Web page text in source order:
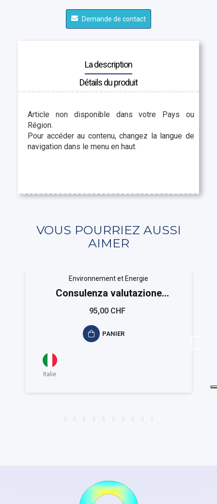
Demande de contact
La description
Détails du produit
Article non disponible dans votre Pays ou
Région.
Pour accéder au contenu, changez la langue de
navigation dans le menu en haut.
VOUS POURRIEZ AUSSI
AIMER
Environnement et Energie
Consulenza valutazione
ambientale ISO 14021
95,00 CHF
PANIER
Italie